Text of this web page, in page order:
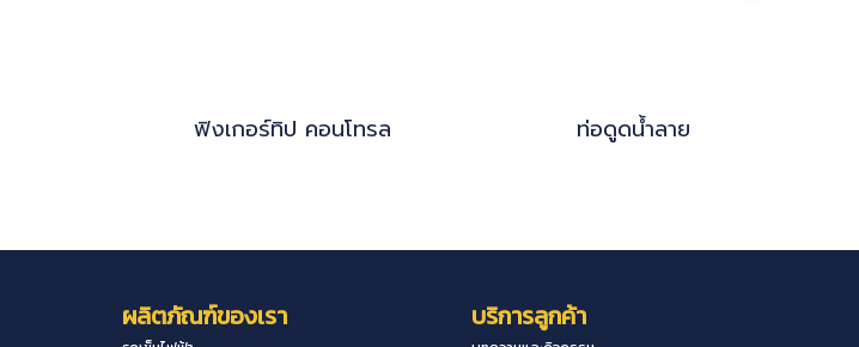
ฟิงเกอร์ทิป คอนโทรล ท่อดูดน้ำลาย
ผลิตภัณฑ์ของเรา บริการลูกค้า